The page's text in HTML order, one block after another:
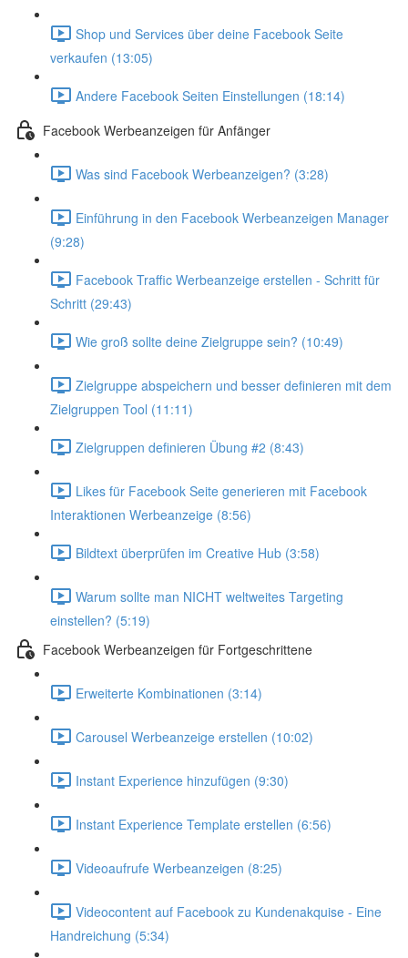
Shop und Services über deine Facebook Seite
verkaufen (13:05)
Andere Facebook Seiten Einstellungen (18:14)
Facebook Werbeanzeigen für Anfänger
Was sind Facebook Werbeanzeigen? (3:28)
Einführung in den Facebook Werbeanzeigen Manager
(9:28)
Facebook Traffic Werbeanzeige erstellen - Schritt für
Schritt (29:43)
Wie groß sollte deine Zielgruppe sein? (10:49)
Zielgruppe abspeichern und besser definieren mit dem
Zielgruppen Tool (11:11)
Zielgruppen definieren Übung #2 (8:43)
Likes für Facebook Seite generieren mit Facebook
Interaktionen Werbeanzeige (8:56)
Bildtext überprüfen im Creative Hub (3:58)
Warum sollte man NICHT weltweites Targeting
einstellen? (5:19)
Facebook Werbeanzeigen für Fortgeschrittene
Erweiterte Kombinationen (3:14)
Carousel Werbeanzeige erstellen (10:02)
Instant Experience hinzufügen (9:30)
Instant Experience Template erstellen (6:56)
Videoaufrufe Werbeanzeigen (8:25)
Videocontent auf Facebook zu Kundenakquise - Eine
Handreichung (5:34)